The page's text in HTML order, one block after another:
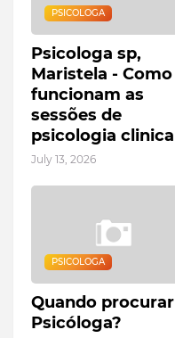
PSICOLOGA
Psicologa sp,
Maristela - Como
funcionam as
sessões de
psicologia clinica
July 13, 2026
PSICOLOGA
Quando procurar
Psicóloga?